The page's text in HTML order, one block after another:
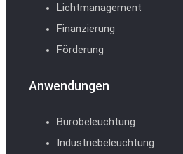
Lichtmanagement
Finanzierung
Förderung
Anwendungen
Bürobeleuchtung
Industriebeleuchtung